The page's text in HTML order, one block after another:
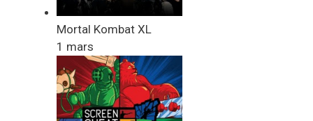
Mortal Kombat XL
1 mars